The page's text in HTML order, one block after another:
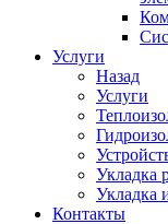
Услуги
Назад
Услуги
Укладка
Укладка
Контакты